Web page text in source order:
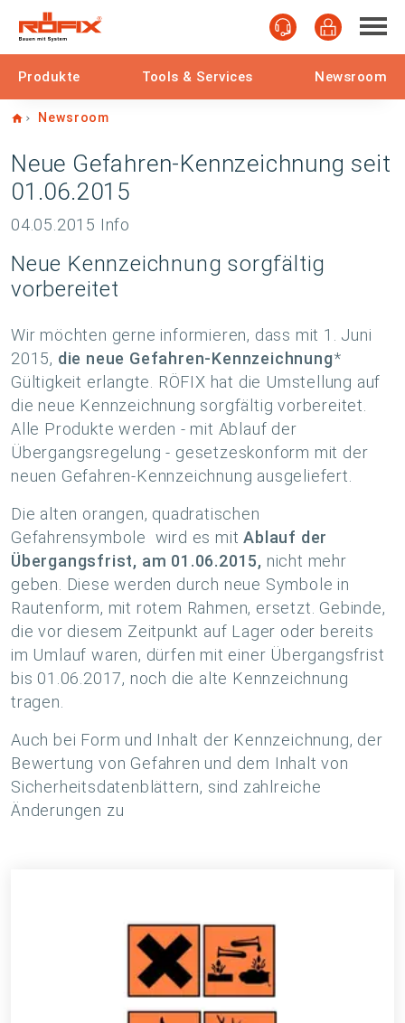
Produkte Tools & Services Newsroom
Home
Newsroom
Neue Gefahren-Kennzeichnung seit
01.06.2015
04.05.2015 Info
Neue Kennzeichnung sorgfältig
vorbereitet
Wir möchten gerne informieren, dass mit 1. Juni
2015, die neue Gefahren-Kennzeichnung*
Gültigkeit erlangte. RÖFIX hat die Umstellung auf
die neue Kennzeichnung sorgfältig vorbereitet.
Alle Produkte werden - mit Ablauf der
Übergangsregelung - gesetzeskonform mit der
neuen Gefahren-Kennzeichnung ausgeliefert.
Die alten orangen, quadratischen
Gefahrensymbole wird es mitAblauf der
Übergangsfrist, am 01.06.2015, nicht mehr
geben. Diese werden durch neue Symbole in
Rautenform, mit rotem Rahmen, ersetzt. Gebinde,
die vor diesem Zeitpunkt auf Lager oder bereits
im Umlauf waren, dürfen mit einer Übergangsfrist
bis 01.06.2017, noch die alte Kennzeichnung
tragen.
Auch bei Form und Inhalt der Kennzeichnung, der
Bewertung von Gefahren und dem Inhalt von
Sicherheitsdatenblättern, sind zahlreiche
Änderungen zu